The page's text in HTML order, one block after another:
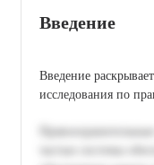
Введение
Введение
исследования по